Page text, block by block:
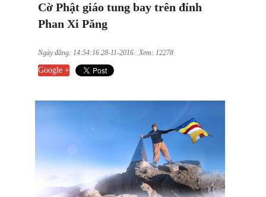
Cờ Phật giáo tung bay trên đỉnh
Phan Xi Păng
Ngày đăng: 14:54:16 28-11-2016 . Xem: 12278
Google +